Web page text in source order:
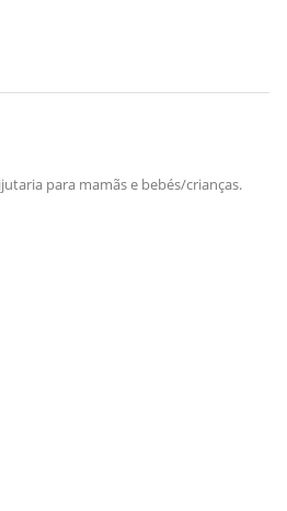
para mamãs e bebés/crianças.